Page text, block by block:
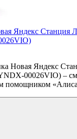
Яндекс Станция
Новая Яндекс
00026VIO) –
помощником